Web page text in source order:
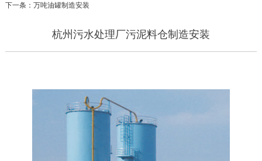
下一条：万吨油罐制造安装
杭州污水处理厂污泥料仓制造安装